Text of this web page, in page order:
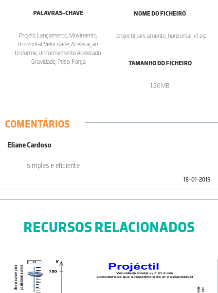
PALAVRAS-CHAVE
Projétil, Lançamento, Movimento,
Horizontal, Velocidade, Aceleração,
Uniforme, Uniformemente Acelerado,
Gravidade, Peso, Força
NOME DO FICHEIRO
projectil_lancamento_horizontal_v1.zip
TAMANHO DO FICHEIRO
1.20 MB
COMENTÁRIOS
Eliane Cardoso
simples e eficiente
18-01-2019
RECURSOS RELACIONADOS